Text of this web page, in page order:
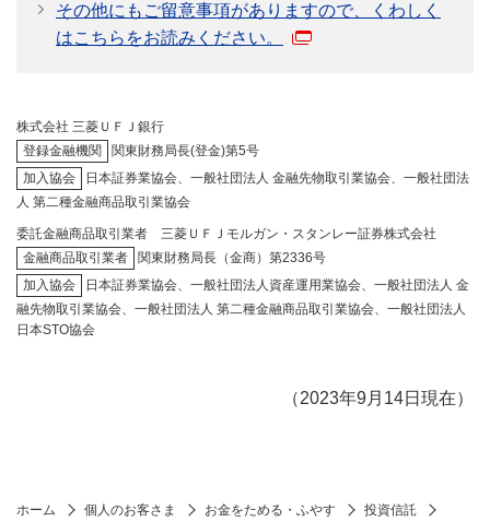
その他にもご留意事項がありますので、くわしく
はこちらをお読みください。
株式会社 三菱ＵＦＪ銀行
登録金融機関
関東財務局長(登金)第5号
加入協会
日本証券業協会、一般社団法人 金融先物取引業協会、一般社団法
人 第二種金融商品取引業協会
委託金融商品取引業者 三菱ＵＦＪモルガン・スタンレー証券株式会社
金融商品取引業者
関東財務局長（金商）第2336号
加入協会
日本証券業協会、一般社団法人資産運用業協会、一般社団法人 金
融先物取引業協会、一般社団法人 第二種金融商品取引業協会、一般社団法人
日本STO協会
（2023年9月14日現在）
ホーム 個人のお客さま お金をためる・ふやす 投資信託